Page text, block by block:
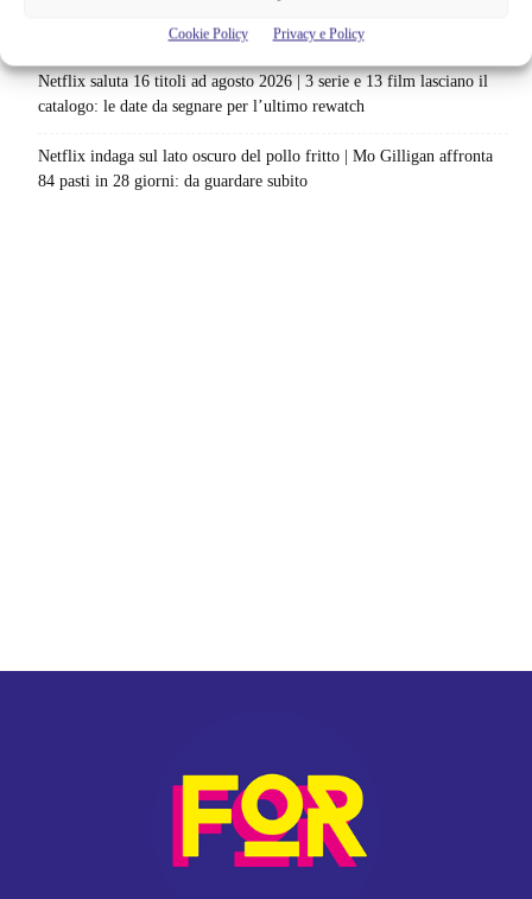
Cookie Policy Privacy e Policy
Sony ferma i film sui personaggi di Spider-Man, nessun nuovo
progetto è in sviluppo: cosa resta dell’esperimento
Netflix saluta 16 titoli ad agosto 2026 | 3 serie e 13 film lasciano il
catalogo: le date da segnare per l’ultimo rewatch
Netflix indaga sul lato oscuro del pollo fritto | Mo Gilligan affronta
84 pasti in 28 giorni: da guardare subito